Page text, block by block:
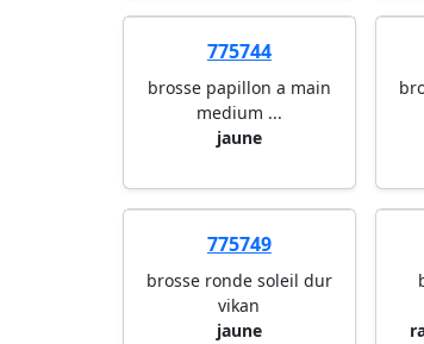
775744
brosse papillon a main
medium ...
jaune
775749
brosse ronde soleil dur
vikan
jaune